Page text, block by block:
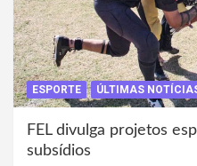
ESPORTE ÚLTIMAS
FEL divulga projetos
subsídios